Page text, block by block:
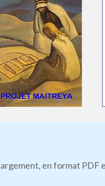
en format PDF